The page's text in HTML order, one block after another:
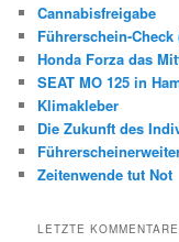
Cannabisfreigabe
Führerschein-
Honda Forza das
SEAT MO 125 in
Klimakleber
Die Zukunft des
Zeitenwende tut Not
LETZTE KOMMENTARE